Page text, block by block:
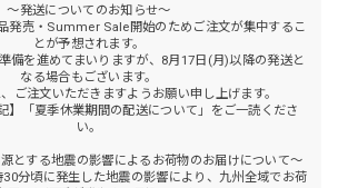
～発送についてのお知らせ～
発売・Summer Sale開始のためご注文が集中するこ
とが予想されます。
備を進めてまいりますが、8月17日(月)以降の発送と
なる場合もございます。
ご注文いただきますようお願い申し上げます。
】「夏季休業期間の配送について」をご一読くださ
い。
とする地震の影響によるお荷物のお届けについて～
分頃に発生した地震の影響により、九州全域でお荷